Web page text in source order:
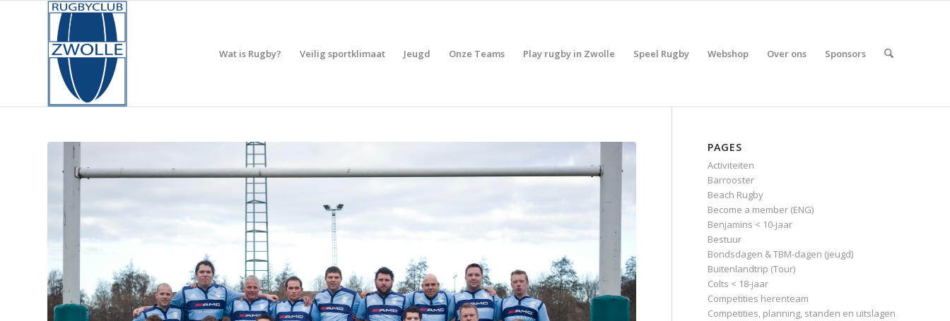
Wat is Rugby? Veilig sportklimaat Jeugd Onze Teams Play rugby in Zwolle Speel Rugby Webshop Over ons Sponsors
PAGES
Activiteiten
Barrooster
Beach Rugby
Become a member (ENG)
Benjamins < 10-jaar
Bestuur
Bondsdagen & TBM-dagen (jeugd)
Buitenlandtrip (Tour)
Colts < 18-jaar
Competities herenteam
Competities, planning, standen en uitslagen